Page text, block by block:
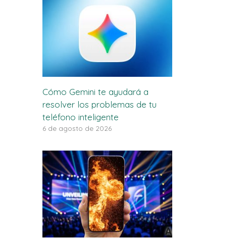
Cómo Gemini te ayudará a
resolver los problemas de tu
teléfono inteligente
6 de agosto de 2026